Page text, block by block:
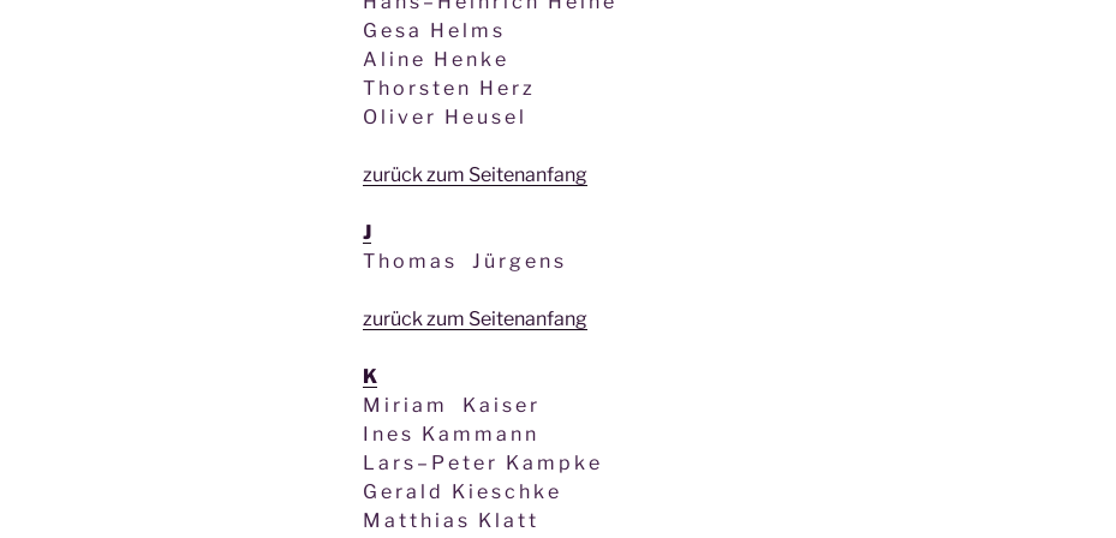
G e s a H e l m s
A l i n e H e n k e
T h o r s t e n H e r z
O l i v e r H e u s e l
zurück zum Seitenanfang
J
T h o m a s J ü r g e n s
zurück zum Seitenanfang
K
M i r i a m K a i s e r
I n e s K a m m a n n
L a r s – P e t e r K a m p k e
G e r a l d K i e s c h k e
M a t t h i a s K l a t t